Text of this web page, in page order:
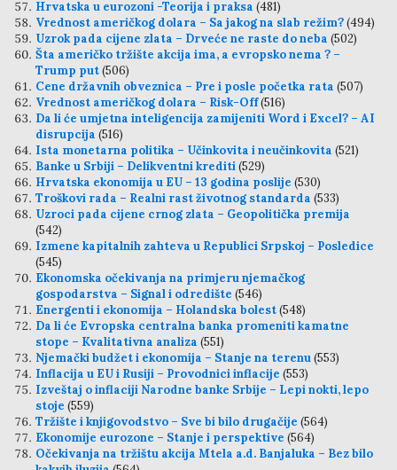
Hrvatska u eurozoni -Teorija i praksa (481)
Vrednost američkog dolara – Sa jakog na slab režim?(494)
Uzrok pada cijene zlata – Drveće ne raste do neba (502)
Šta američko tržište akcija ima, a evropsko nema ? –
Trump put(506)
Cene državnih obveznica – Pre i posle početka rata (507)
Vrednost američkog dolara – Risk-Off(516)
Da li će umjetna inteligencija zamijeniti Word i Excel? – AI
disrupcija (516)
Ista monetarna politika – Učinkovita i neučinkovita (521)
Banke u Srbiji – Delikventni krediti(529)
Hrvatska ekonomija u EU – 13 godina poslije (530)
Troškovi rada – Realni rast životnog standarda (533)
Uzroci pada cijene crnog zlata – Geopolitička premija
(542)
Izmene kapitalnih zahteva u Republici Srpskoj – Posledice
(545)
Ekonomska očekivanja na primjeru njemačkog
gospodarstva – Signal i odredište (546)
Energenti i ekonomija – Holandska bolest(548)
Da li će Evropska centralna banka promeniti kamatne
stope – Kvalitativna analiza (551)
Njemački budžet i ekonomija – Stanje na terenu(553)
Inflacija u EU i Rusiji – Provodnici inflacije (553)
Izveštaj o inflaciji Narodne banke Srbije – Lepi nokti, lepo
stoje (559)
Tržište i knjigovodstvo – Sve bi bilo drugačije (564)
Ekonomije eurozone – Stanje i perspektive (564)
Očekivanja na tržištu akcija Mtela a.d. Banjaluka – Bez bilo